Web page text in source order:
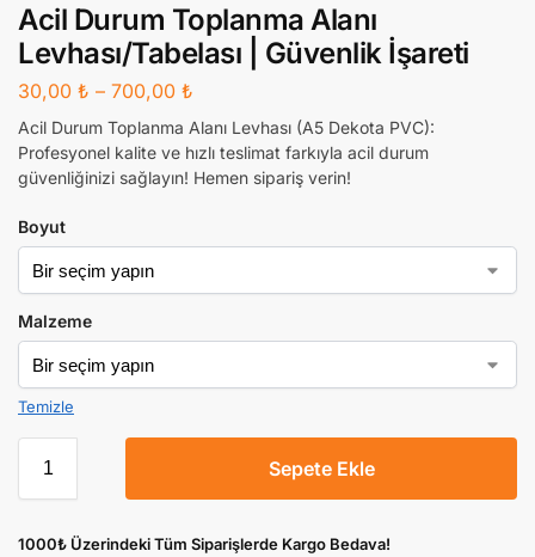
Acil Durum Toplanma Alanı
Levhası/Tabelası | Güvenlik İşareti
30,00 ₺ – 700,00 ₺
Acil Durum Toplanma Alanı Levhası (A5 Dekota PVC):
Profesyonel kalite ve hızlı teslimat farkıyla acil durum
güvenliğinizi sağlayın! Hemen sipariş verin!
Boyut
Malzeme
Temizle
Sepete Ekle
1000₺ Üzerindeki Tüm Siparişlerde Kargo Bedava!